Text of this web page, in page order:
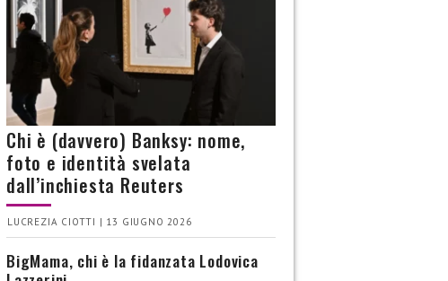
Chi è (davvero) Banksy: nome,
foto e identità svelata
dall’inchiesta Reuters
LUCREZIA CIOTTI | 13 GIUGNO 2026
BigMama, chi è la fidanzata Lodovica